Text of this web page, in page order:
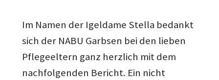
Im Namen der Igeldame Stella bedankt
sich der NABU Garbsen bei den lieben
Pflegeeltern ganz herzlich mit dem
nachfolgenden Bericht. Ein nicht